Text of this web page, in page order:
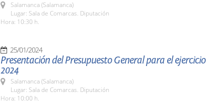
Salamanca (Salamanca)
Lugar: Sala de Comarcas. Diputación
Hora: 10:30 h.
25/01/2024
Presentación del Presupuesto General para el ejercicio
2024
Salamanca (Salamanca)
Lugar: Sala de Comarcas. Diputación
Hora: 10:00 h.